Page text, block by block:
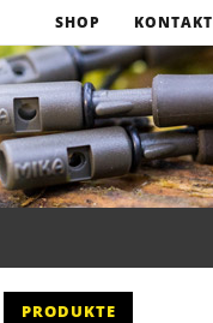
SHOP KONTAKT
PRODUKTE